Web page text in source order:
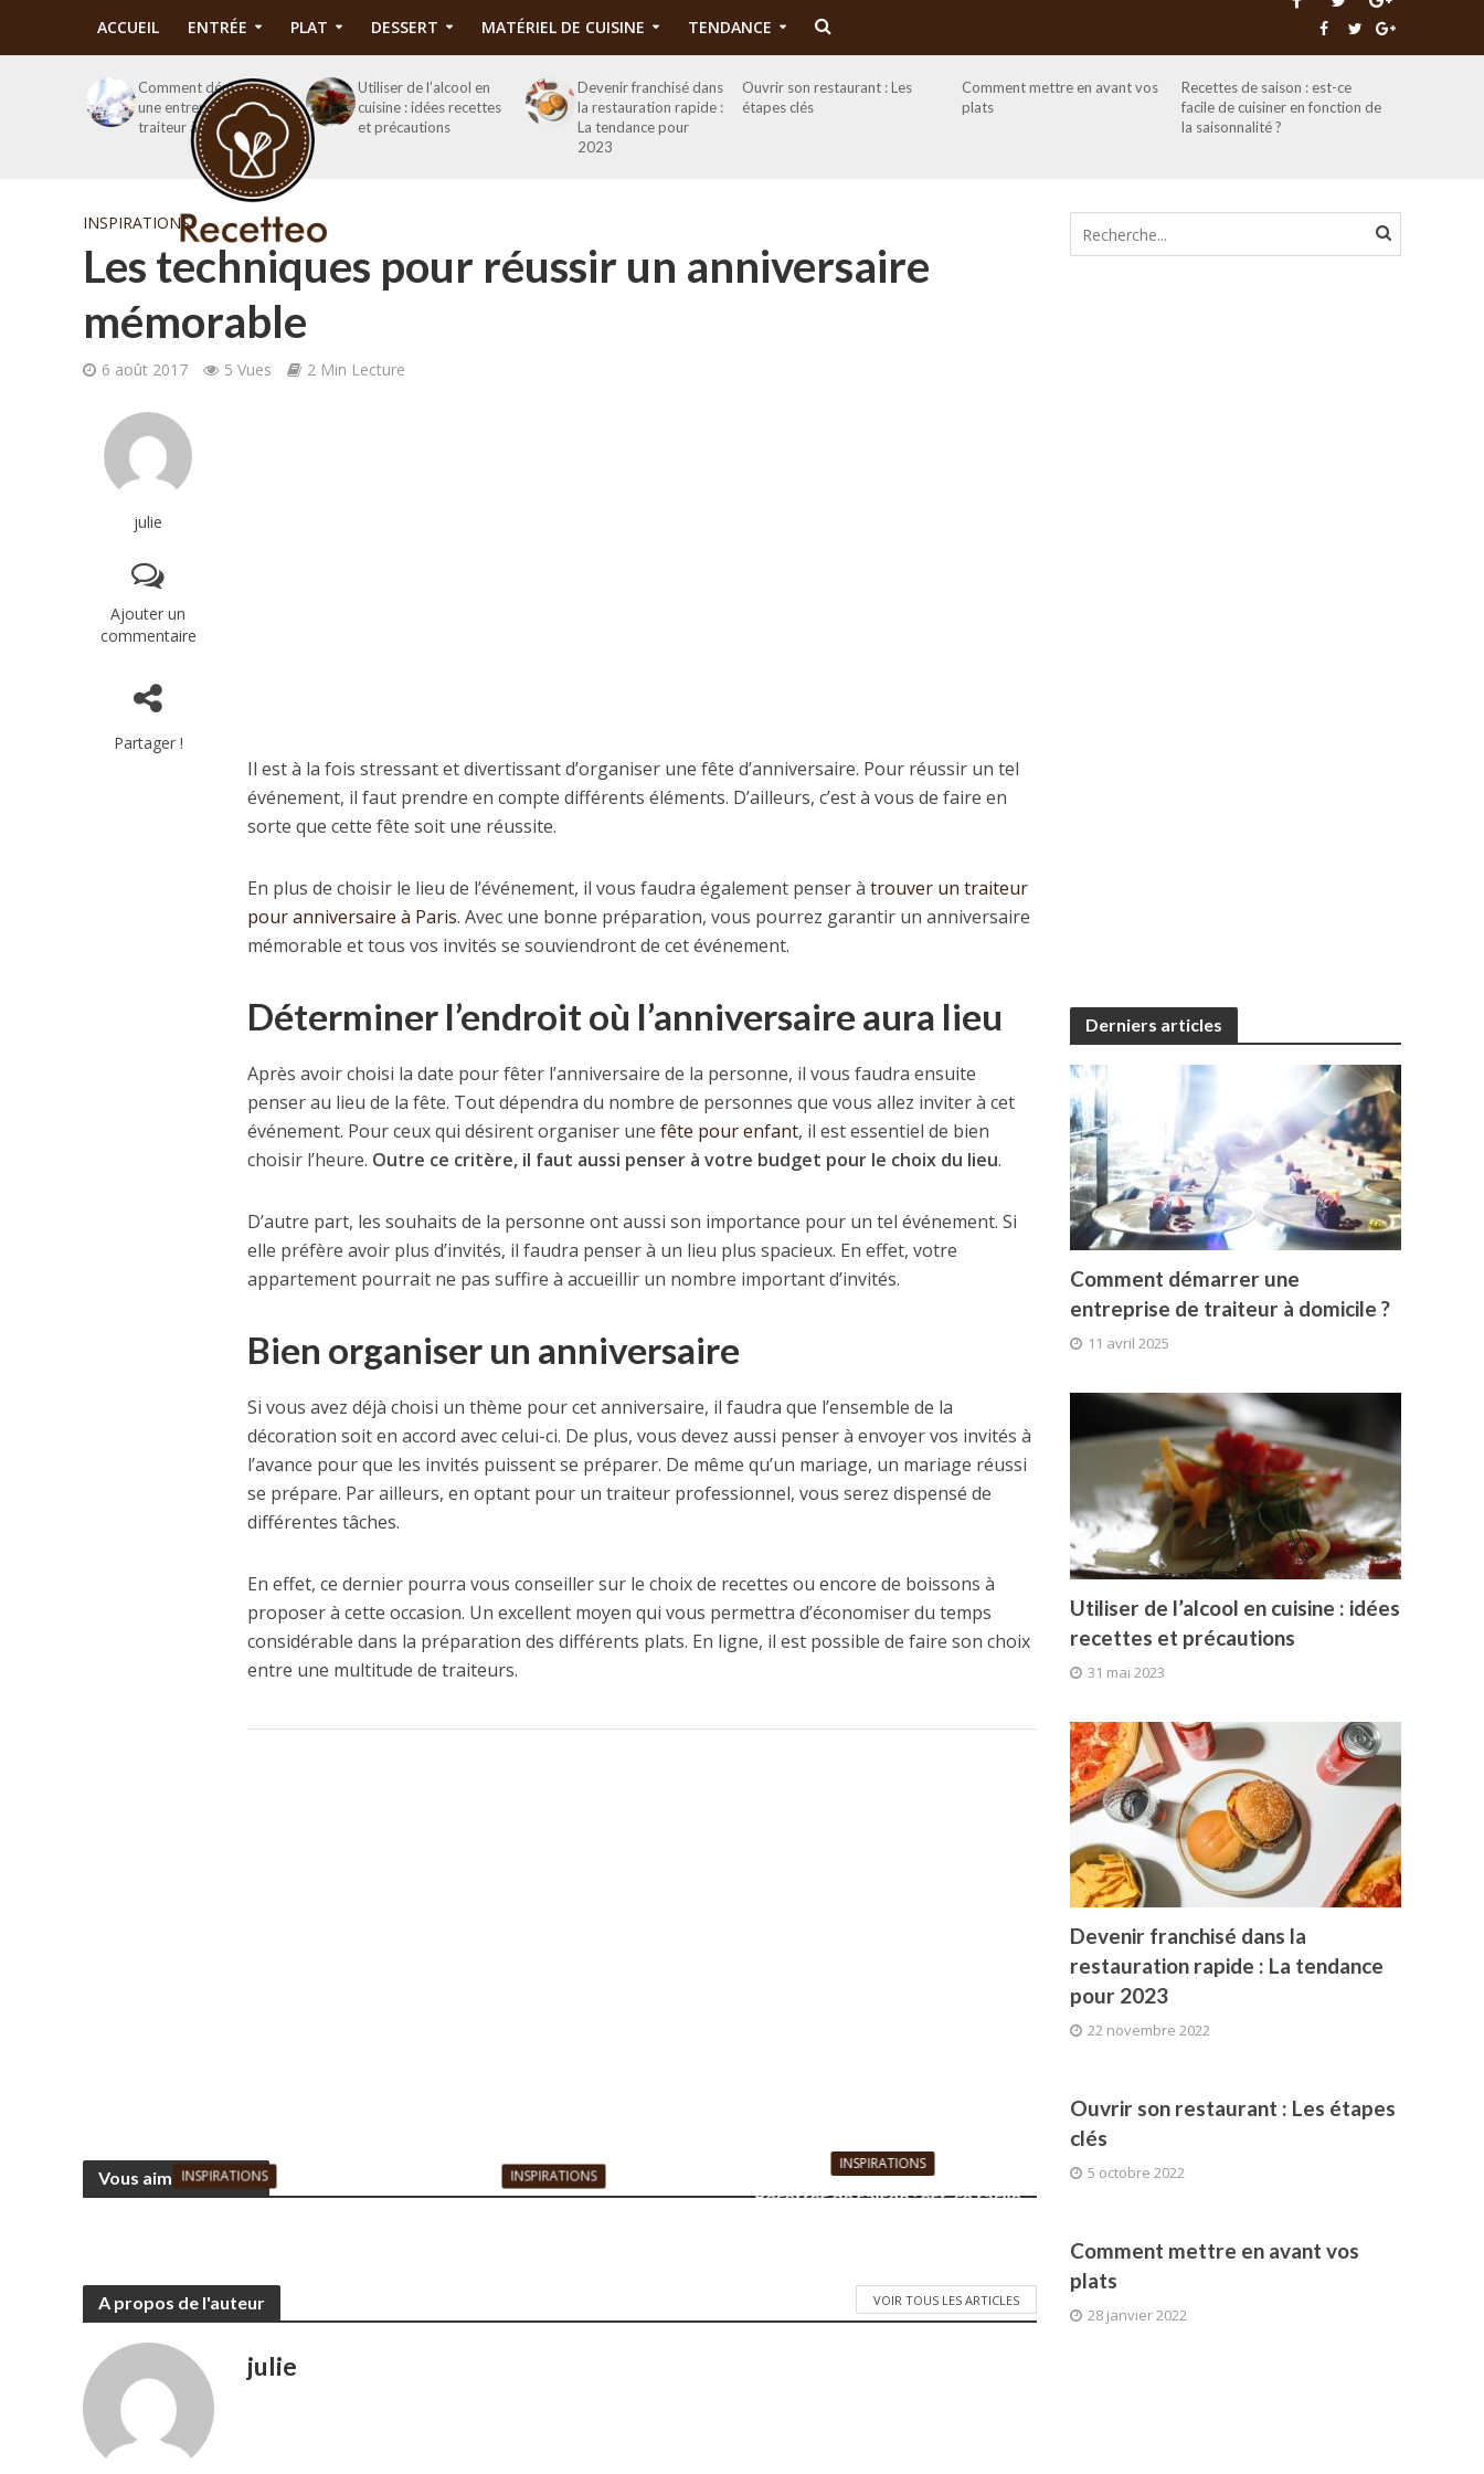
ACCUEIL ENTRÉE PLAT DESSERT MATÉRIEL DE CUISINE TENDANCE
Comment démarrer
une entreprise de
traiteur à domicile ?
Utiliser de l’alcool en
cuisine : idées recettes
et précautions
Devenir franchisé dans
la restauration rapide :
La tendance pour
2023
Ouvrir son restaurant : Les
étapes clés
Comment mettre en avant vos
plats
Recettes de saison : est-ce
facile de cuisiner en fonction de
la saisonnalité ?
INSPIRATIONS
Les techniques pour réussir un anniversaire
mémorable
6 août 2017 5 Vues 2 Min Lecture
julie
Ajouter un
commentaire
Partager !
Il est à la fois stressant et divertissant d’organiser une fête d’anniversaire. Pour réussir un tel
événement, il faut prendre en compte différents éléments. D’ailleurs, c’est à vous de faire en
sorte que cette fête soit une réussite.
En plus de choisir le lieu de l’événement, il vous faudra également penser à trouver un traiteur
pour anniversaire à Paris. Avec une bonne préparation, vous pourrez garantir un anniversaire
mémorable et tous vos invités se souviendront de cet événement.
Déterminer l’endroit où l’anniversaire aura lieu
Après avoir choisi la date pour fêter l’anniversaire de la personne, il vous faudra ensuite
penser au lieu de la fête. Tout dépendra du nombre de personnes que vous allez inviter à cet
événement. Pour ceux qui désirent organiser une fête pour enfant, il est essentiel de bien
choisir l’heure. Outre ce critère, il faut aussi penser à votre budget pour le choix du lieu.
D’autre part, les souhaits de la personne ont aussi son importance pour un tel événement. Si
elle préfère avoir plus d’invités, il faudra penser à un lieu plus spacieux. En effet, votre
appartement pourrait ne pas suffire à accueillir un nombre important d’invités.
Bien organiser un anniversaire
Si vous avez déjà choisi un thème pour cet anniversaire, il faudra que l’ensemble de la
décoration soit en accord avec celui-ci. De plus, vous devez aussi penser à envoyer vos invités à
l’avance pour que les invités puissent se préparer. De même qu’un mariage, un mariage réussi
se prépare. Par ailleurs, en optant pour un traiteur professionnel, vous serez dispensé de
différentes tâches.
En effet, ce dernier pourra vous conseiller sur le choix de recettes ou encore de boissons à
proposer à cette occasion. Un excellent moyen qui vous permettra d’économiser du temps
considérable dans la préparation des différents plats. En ligne, il est possible de faire son choix
entre une multitude de traiteurs.
Vous aimerez aussi
INSPIRATIONS INSPIRATIONS
INSPIRATIONS
Recettes de saison : est-ce facile
A propos de l'auteur VOIR TOUS LES ARTICLES
julie
Derniers articles
Comment démarrer une
entreprise de traiteur à domicile ?
11 avril 2025
Utiliser de l’alcool en cuisine : idées
recettes et précautions
31 mai 2023
Devenir franchisé dans la
restauration rapide : La tendance
pour 2023
22 novembre 2022
Ouvrir son restaurant : Les étapes
clés
5 octobre 2022
Comment mettre en avant vos
plats
28 janvier 2022